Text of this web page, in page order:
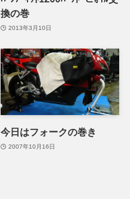
換の巻
2013年3月10日
今日はフォークの巻き
2007年10月16日